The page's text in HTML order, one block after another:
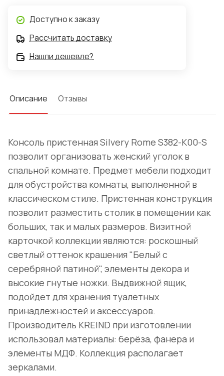
Доступно к заказу
Рассчитать доставку
Нашли дешевле?
Описание Отзывы
Консоль пристенная Silvery Rome S382-K00-S
позволит организовать женский уголок в
спальной комнате. Предмет мебели подходит
для обустройства комнаты, выполненной в
классическом стиле. Пристенная конструкция
позволит разместить столик в помещении как
больших, так и малых размеров. Визитной
карточкой коллекции являются: роскошный
светлый оттенок крашения "Белый с
серебряной патиной", элементы декора и
высокие гнутые ножки. Выдвижной ящик,
подойдет для хранения туалетных
принадлежностей и аксессуаров.
Производитель KREIND при изготовлении
использовал материалы: берёза, фанера и
элементы МДФ. Коллекция располагает
зеркалами.